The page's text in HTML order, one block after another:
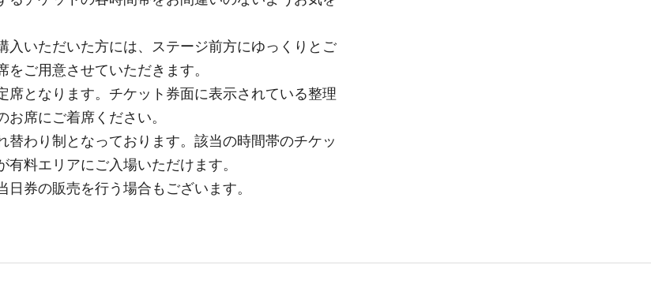
入いただいた方には、ステージ前方にゆっくりとご
をご用意させていただきます。
席となります。チケット券面に表示されている整理
お席にご着席ください。
替わり制となっております。該当の時間帯のチケッ
有料エリアにご入場いただけます。
日券の販売を行う場合もございます。